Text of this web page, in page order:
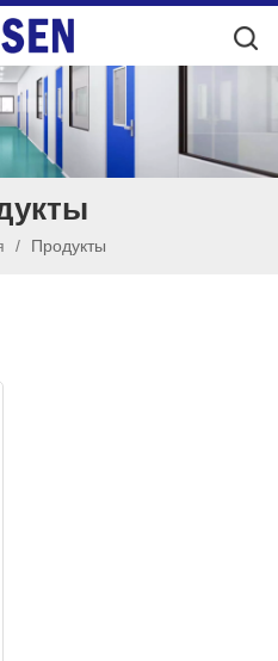
/ Продукты